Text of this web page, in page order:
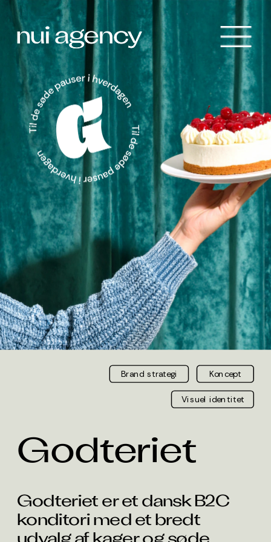
Koncept
Brand strategi
Visuel identitet
Godteriet
Godteriet er et dansk B2C
konditori med et bredt